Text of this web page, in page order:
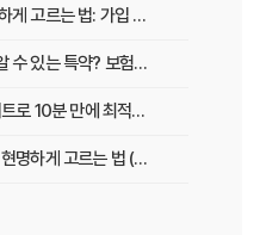
운전자보험 비교사이트 현명하게 고르는 법: 가입 전 놓치지 말아야 할 체크리스트
운전자보험비교사이트로만 알 수 있는 특약? 보험료 절감 비법 공개
복잡한 운전자보험, 비교사이트로 10분 만에 최적의 설계 끝내는 법
운전자보험, 비교사이트에서 현명하게 고르는 법 (보장 VS 가격)